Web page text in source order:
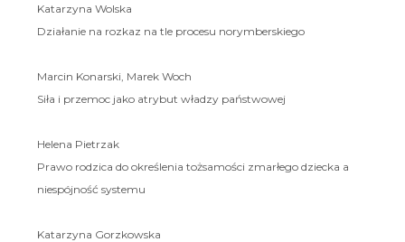
Katarzyna Wolska
Działanie na rozkaz na tle procesu norymberskiego
Marcin Konarski, Marek Woch
Siła i przemoc jako atrybut władzy państwowej
Helena Pietrzak
Prawo rodzica do określenia tożsamości zmarłego dziecka a
niespójność systemu
Katarzyna Gorzkowska